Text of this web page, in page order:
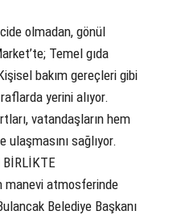
olmadan, gönül
Temel gıda
bakım gereçleri gibi
yerini alıyor.
vatandaşların hem
ulaşmasını sağlıyor.
BİRLİKTE
manevi atmosferinde
Belediye Başkanı